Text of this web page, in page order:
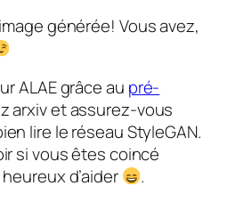
générée! Vous avez,
ALAE grâce au pré-
arxiv et assurez-vous
lire le réseau StyleGAN.
si vous êtes coincé
d’aider
.